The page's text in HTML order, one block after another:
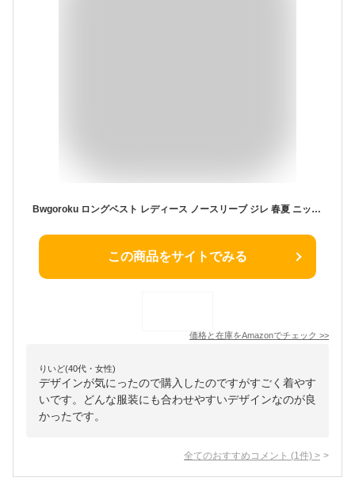
Bwgoroku ロングベスト レディース ノースリーブ ジレ 春夏 ニット チョッキ カーディガン 羽織 無地 着痩せ 薄手 アウター 着回し 通勤 お出かけ BW073 (L, ホワイト)
この商品をサイトでみる
価格と在庫をAmazonでチェック >>
りいど(40代・女性)
デザインが気にったので購入したのですがすごく着やす
いです。どんな服装にも合わせやすいデザインなのが良
かったです。
全てのおすすめコメント (1 件) >